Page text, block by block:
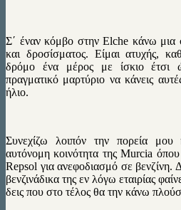
Σ΄ έναν κόμβο στην Elche κάνω μια
και δροσίσματος. Είμαι ατυχής,
δρόμο ένα μέρος με ίσκιο έτσι
πραγματικό μαρτύριο να κάνεις
ήλιο.
Συνεχίζω λοιπόν την πορεία μου
αυτόνομη κοινότητα της Murcia
Repsol για ανεφοδιασμό σε
βενζινάδικα της εν λόγω εταιρίας
δεις που στο τέλος θα την κάνω